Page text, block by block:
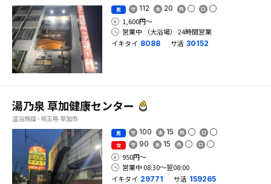
男 112 20
1,600円〜
営業中 （大浴場） 24時間営業
イキタイ 8088 サ活 30152
湯乃泉 草加健康センター
温浴施設 - 埼玉県 草加市
男 100 15
女 90 15
950円〜
営業中 08:30〜翌08:00
イキタイ 29771 サ活 159265